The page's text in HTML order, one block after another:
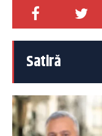
Satiră